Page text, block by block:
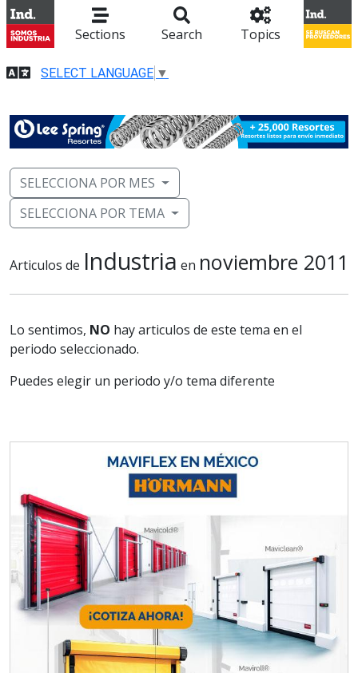
Sections Search Topics
SELECT LANGUAGE ▼
SELECCIONA POR MES
SELECCIONA POR TEMA
Articulos de Industria en noviembre 2011
Lo sentimos, NO hay articulos de este tema en el
periodo seleccionado.
Puedes elegir un periodo y/o tema diferente